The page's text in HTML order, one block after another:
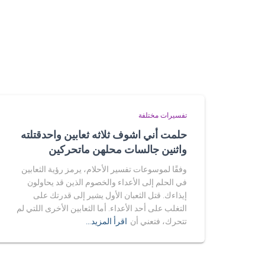
تفسيرات مختلفة
حلمت أني اشوف ثلاثه ثعابين واحدقتلته
واثنين جالسات محلهن ماتحركين
وفقًا لموسوعات تفسير الأحلام، يرمز رؤية الثعابين
في الحلم إلى الأعداء والخصوم الذين قد يحاولون
إيذاءك. قتل الثعبان الأول يشير إلى قدرتك على
التغلب على أحد الأعداء. أما الثعابين الأخرى اللتي لم
تتحرك، فتعني أن اقرأ المزيد…